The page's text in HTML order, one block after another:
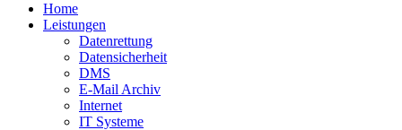
Home
Leistungen
Datenrettung
Datensicherheit
DMS
E-Mail Archiv
Internet
IT Systeme